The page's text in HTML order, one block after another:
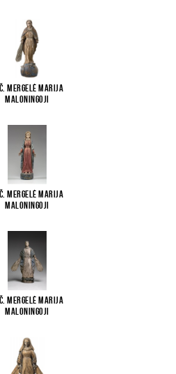
Mergelė Marija
Maloningoji
Mergelė Marija
Maloningoji
Mergelė Marija
Maloningoji